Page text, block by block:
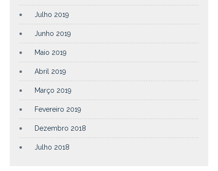
Julho 2019
Junho 2019
Maio 2019
Abril 2019
Março 2019
Fevereiro 2019
Dezembro 2018
Julho 2018